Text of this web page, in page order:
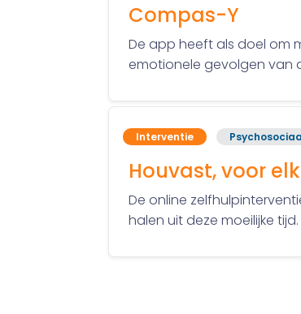
Compas-Y
De app heeft als doel om
emotionele gevolgen van
Interventie
Houvast, voor
De online
halen uit deze moeilijke